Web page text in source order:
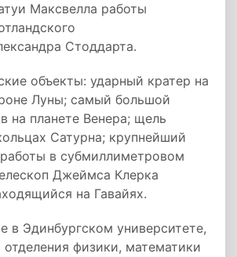
Максвелла работы
Стоддарта.
объекты: ударный кратер на
Луны; самый большой
на планете Венера; щель
Сатурна; крупнейший
в субмиллиметровом
Джеймса Клерка
на Гавайях.
в Эдинбургском университете,
отделения физики, математики